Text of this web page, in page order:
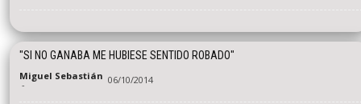
"SI NO GANABA ME HUBIESE SENTIDO ROBADO"
Miguel Sebastián
- 06/10/2014